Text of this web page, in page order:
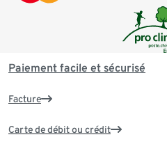
Paiement facile et sécurisé
Facture
Carte de débit ou crédit